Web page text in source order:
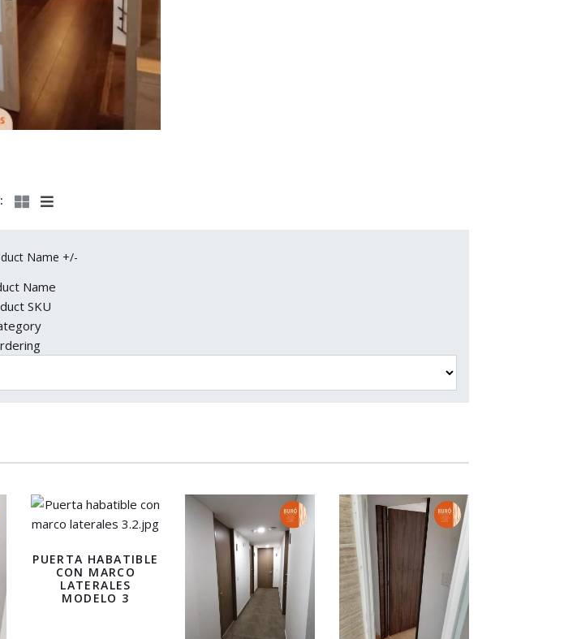
Name +/-
Name
SKU
PUERTA HABATIBLE
CON MARCO
LATERALES
MODELO 3